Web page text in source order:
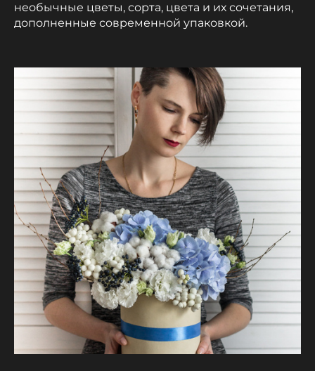
необычные цветы, сорта, цвета и их сочетания,
дополненные современной упаковкой.